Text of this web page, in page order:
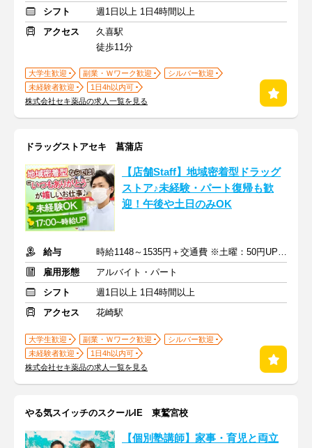
シフト
週1日以上 1日4時間以上
アクセス
久喜駅
徒歩11分
大学生歓迎 副業・Ｗワーク歓迎
シルバー歓迎
未経験者歓迎
1日4h以内可
株式会社セキ薬品の求人一覧を見る
ドラッグストアセキ 菖蒲店
【店舗Staff】地域密着型ドラッグ
ストア♪未経験・パート復帰も歓
迎！午後や土日のみOK
給与
時給1148～1535円＋交通費 ※土曜：50円UP/日曜・祝日：100円UP
雇用形態
アルバイト・パート
シフト
週1日以上 1日4時間以上
アクセス
花崎駅
大学生歓迎 副業・Ｗワーク歓迎
シルバー歓迎
未経験者歓迎
1日4h以内可
株式会社セキ薬品の求人一覧を見る
やる気スイッチのスクールIE 東鷲宮校
【個別塾講師】家事・育児と両立